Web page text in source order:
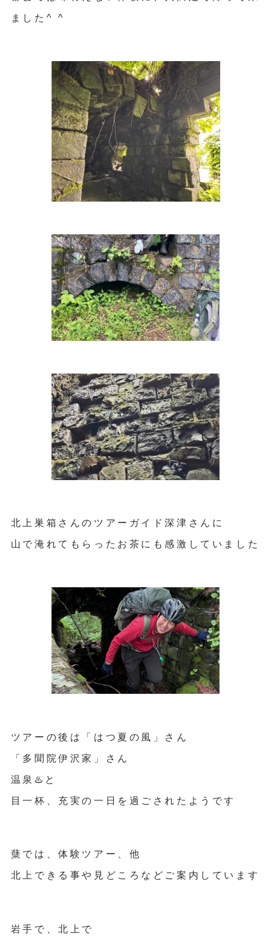
ました^ ^
北上巣箱さんのツアーガイド深津さんに
山で淹れてもらったお茶にも感激していました
ツアーの後は「はつ夏の風」さん
「多聞院伊沢家」さん
温泉♨️と
目一杯、充実の一日を過ごされたようです
蘖では、体験ツアー、他
北上できる事や見どころなどご案内しています
岩手で、北上で